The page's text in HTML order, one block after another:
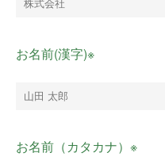
お名前(漢字)※
お名前（カタカナ）※